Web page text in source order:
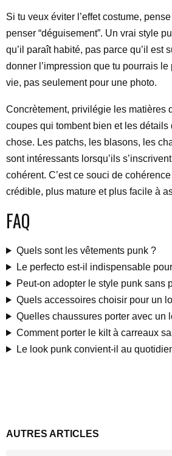
Si tu veux éviter l’effet costume,
penser “déguisement”. Un vrai style
qu’il paraît habité, pas parce qu’il est
donner l’impression que tu pourrais
vie, pas seulement pour une photo.
Concrètement, privilégie les matières
coupes qui tombent bien et les
chose. Les patchs, les blasons, les
sont intéressants lorsqu’ils
cohérent. C’est ce souci de
crédible, plus mature et plus facile à
FAQ
Quels sont les vêtements punk ?
Le perfecto est-il indispensable
Peut-on adopter le style punk sans
Quels accessoires choisir pour un
Quelles chaussures porter avec un
Comment porter le kilt à carreaux
Le look punk convient-il au
AUTRES ARTICLES